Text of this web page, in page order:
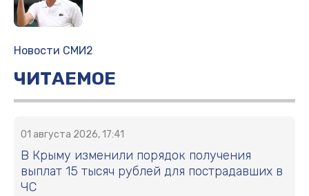
Новости СМИ2
ЧИТАЕМОЕ
01 августа 2026, 17:41
В Крыму изменили порядок получения
выплат 15 тысяч рублей для пострадавших в
ЧС